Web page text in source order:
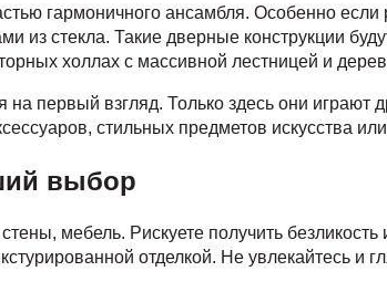
гармоничного ансамбля. Особенно если
стекла. Такие дверные конструкции
холлах с массивной лестницей и
первый взгляд. Только здесь они играют
стильных предметов искусства
выбор
мебель. Рискуете получить
отделкой. Не увлекайтесь и